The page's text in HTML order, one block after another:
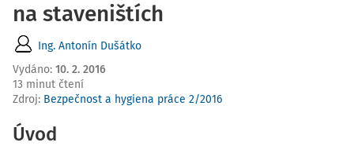
na staveništích
Ing. Antonín Dušátko
Vydáno: 10. 2. 2016
13 minut čtení
Zdroj: Bezpečnost a hygiena práce 2/2016
Úvod